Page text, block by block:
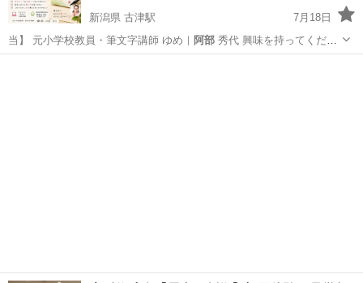
新潟県 古津駅
7月18日
当】 元小学校教員・筆文字講師 ゆめ｜ 阿部秀代 興味を持ってくださ
った方は、…